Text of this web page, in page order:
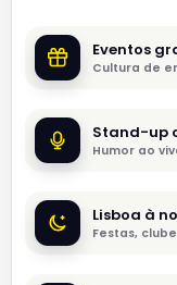
Eventos
Cultura de
Stand-up
Humor ao
Lisboa à
Festas,